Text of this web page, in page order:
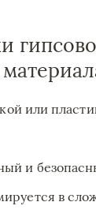
или
и
в